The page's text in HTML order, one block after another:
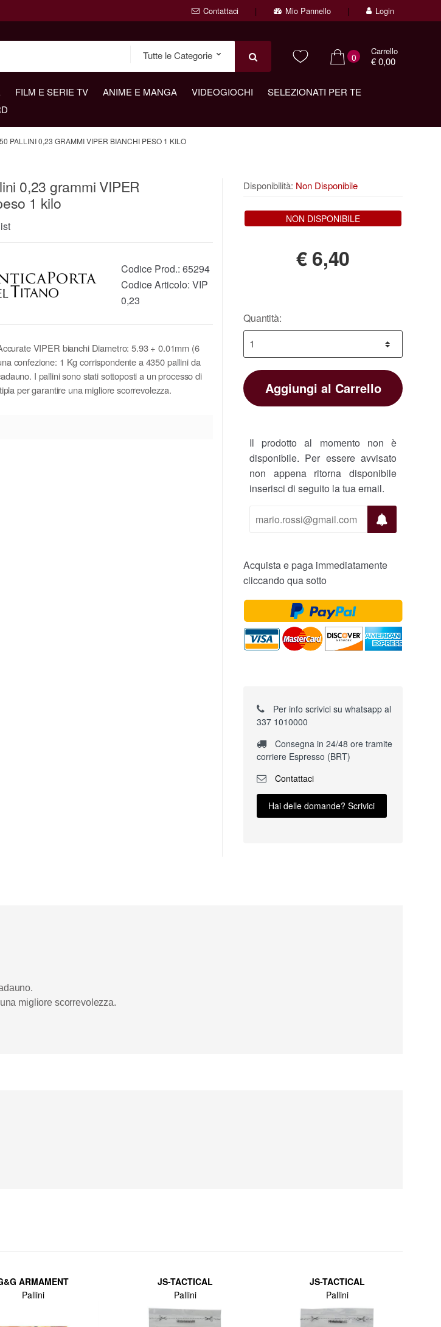
Contattaci Mio Pannello Login
0
Carrello
€ 0,00
FILM E SERIE TV ANIME E MANGA VIDEOGIOCHI
SELEZIONATI PER TE
PALLINI 0,23 GRAMMI VIPER BIANCHI PESO 1 KILO
0,23 grammi VIPER
1 kilo
Codice Prod.: 65294
Codice Articolo: VIP
0,23
VIPER bianchi Diametro: 5.93 + 0.01mm (6
confezione: 1 Kg corrispondente a 4350 pallini da
I pallini sono stati sottoposti a un processo di
per garantire una migliore scorrevolezza.
Disponibilità: Non Disponibile
NON DISPONIBILE
€6,40
Quantità:
Aggiungi al Carrello
Il prodotto al momento non è
disponibile. Per essere avvisato
non appena ritorna disponibile
inserisci di seguito la tua email.
Acquista e paga immediatamente
cliccando qua sotto
Per info scrivici su whatsapp al
337 1010000
Consegna in 24/48 ore tramite
corriere Espresso (BRT)
Contattaci
Hai delle domande? Scrivici
migliore scorrevolezza.
ARMAMENT
Pallini
JS-TACTICAL
Pallini
JS-TACTICAL
Pallini